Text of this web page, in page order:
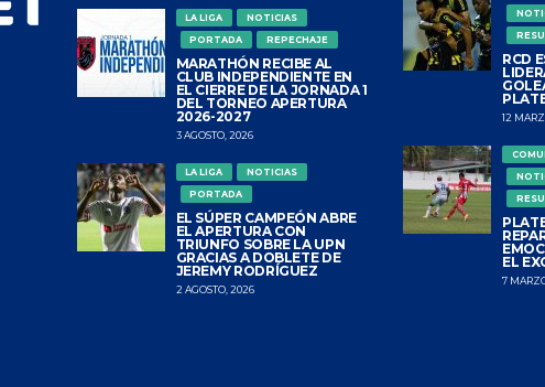
LA LIGA
NOTICIAS
PORTADA
REPECHAJE
MARATHÓN RECIBE AL
CLUB INDEPENDIENTE EN
EL CIERRE DE LA JORNADA 1
DEL TORNEO APERTURA
2026-2027
3 AGOSTO, 2026
LA LIGA
NOTICIAS
PORTADA
EL SÚPER CAMPEÓN ABRE
EL APERTURA CON
TRIUNFO SOBRE LA UPN
GRACIAS A DOBLETE DE
JEREMY RODRÍGUEZ
2 AGOSTO, 2026
RCD
12
EL
7